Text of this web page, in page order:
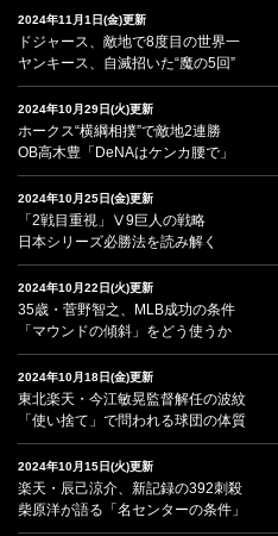
2024年11月1日(金)更新
ドジャース、敵地で8度目の世界一
ヤンキース、自滅招いた“魔の5回”
2024年10月29日(火)更新
ホークス“横綱相撲”で敵地2連勝
OB高木豊「DeNAはケンカ腰で」
2024年10月25日(金)更新
「2戦目重視」Ⅴ9巨人の戦略
日本シリーズ必勝法を読み解く
2024年10月22日(火)更新
35歳・菅野智之、MLB成功の条件
「マウンドの傾斜」をどう使うか
2024年10月18日(金)更新
東北楽天・今江敏晃監督解任の波紋
「使い捨て」で問われる球団の体質
2024年10月15日(火)更新
楽天・辰己涼介、新記録の392刺殺
柴原洋が語る「名センターの条件」